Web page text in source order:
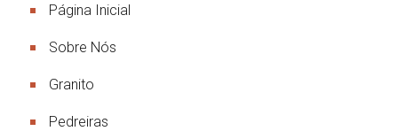
Página Inicial
Sobre Nós
Granito
Pedreiras